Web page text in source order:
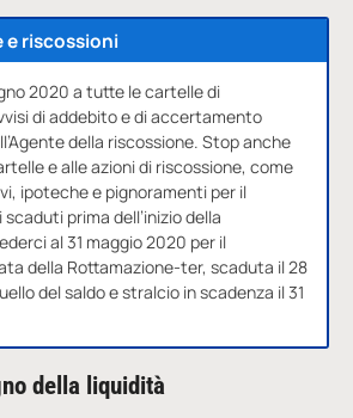
riscossioni
2020 a tutte le cartelle di
di addebito e di accertamento
della riscossione. Stop anche
e alle azioni di riscossione, come
ipoteche e pignoramenti per il
prima dell’inizio della
al 31 maggio 2020 per il
della Rottamazione-ter, scaduta il 28
del saldo e stralcio in scadenza il 31
della liquidità